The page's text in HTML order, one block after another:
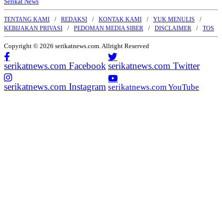
TENTANG KAMI REDAKSI KONTAK KAMI
YUK MENULIS
KEBIJAKAN PRIVASI
PEDOMAN MEDIA SIBER DISCLAIMER TOS
Copyright © 2026 serikatnews.com. Allright Reserved
serikatnews.com Facebook serikatnews.com Twitter
serikatnews.com Instagram serikatnews.com YouTube